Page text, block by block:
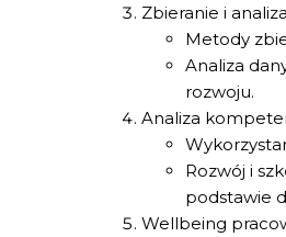
Zbieranie i
Metody
Analiza
rozwoju.
Analiza
Rozwój i
podstawie
Wellbeing